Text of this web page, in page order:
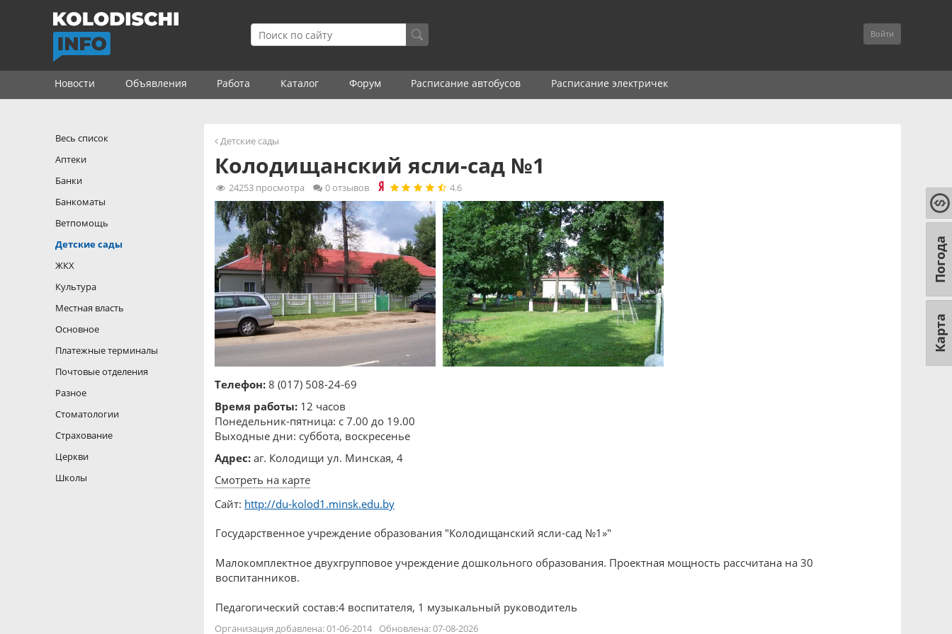
Войти
Новости Объявления Работа Каталог Форум Расписание автобусов Расписание электричек
Детские сады
Колодищанский ясли-сад №1
24253 просмотра 0 отзывов 4.6
Телефон: 8 (017) 508-24-69
Время работы: 12 часов
Понедельник-пятница: с 7.00 до 19.00
Выходные дни: суббота, воскресенье
Адрес: аг. Колодищи ул. Минская, 4
Смотреть на карте
Сайт: http://du-kolod1.minsk.edu.by
Государственное учреждение образования "Колодищанский ясли-сад №1»"
Малокомплектное двухгрупповое учреждение дошкольного образования. Проектная мощность рассчитана на 30
воспитанников.
Педагогический состав:4 воспитателя, 1 музыкальный руководитель
Организация добавлена: 01-06-2014 Обновлена: 07-08-2026
Весь список
Аптеки
Банки
Банкоматы
Ветпомощь
Детские сады
ЖКХ
Культура
Местная власть
Основное
Платежные терминалы
Почтовые отделения
Разное
Стоматологии
Страхование
Церкви
Школы
Карта
Погода